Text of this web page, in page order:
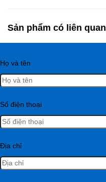
Sản phẩm có liên quan
Họ và tên
Số điện thoại
Địa chỉ